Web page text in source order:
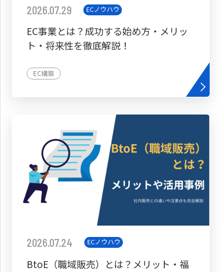
2026.07.29 ECノウハウ
EC事業とは？成功する始め方・メリッ
ト・将来性を徹底解説！
EC構築
2026.07.24 ECノウハウ
BtoE（職域販売）とは？メリット・福